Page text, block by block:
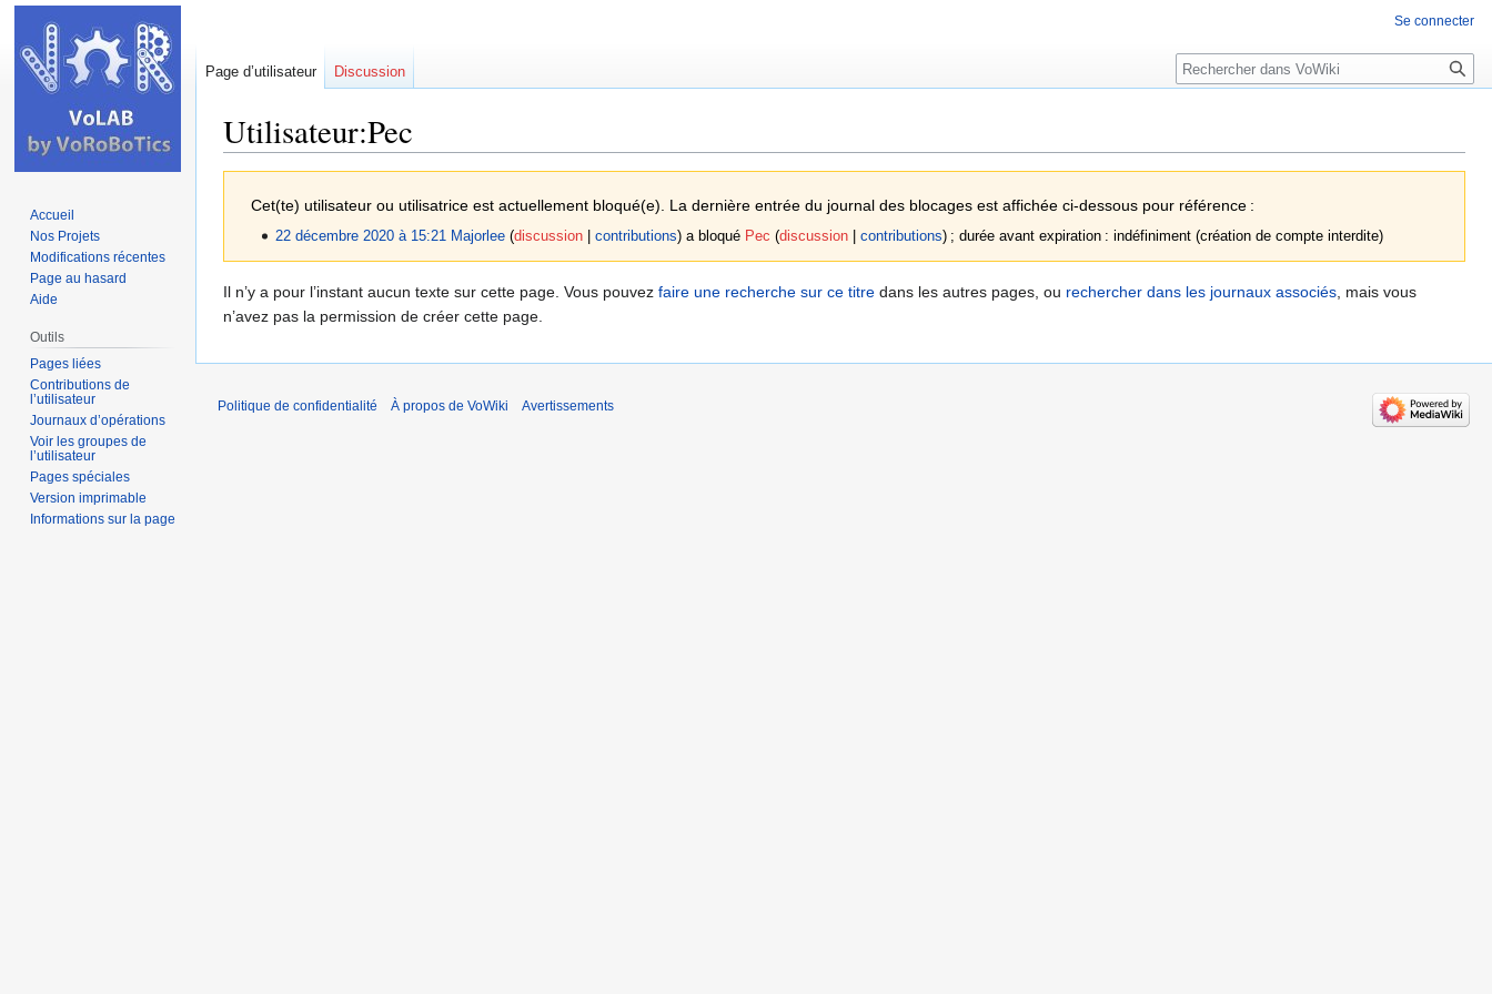
Utilisateur:Pec
Cet(te) utilisateur ou utilisatrice est actuellement bloqué(e). La dernière entrée du journal des blocages est affichée ci-dessous pour référence :
22 décembre 2020 à 15:21 Majorlee discussion contributions a bloqué Pec discussion contributions ; durée avant expiration :indéfiniment (création de compte interdite)
Il n’y a pour l’instant aucun texte sur cette page. Vous pouvez faire une recherche sur ce titre dans les autres pages, ou rechercher dans les journaux associés, mais vous
n’avez pas la permission de créer cette page.
Se connecter
Page d’utilisateur Discussion Rechercher
Accueil
Nos Projets
Modifications récentes
Page au hasard
Aide
Outils
Pages liées
Contributions de
l’utilisateur
Journaux d’opérations
Voir les groupes de
l’utilisateur
Pages spéciales
Version imprimable
Informations sur la page
Politique de confidentialité À propos de VoWiki Avertissements